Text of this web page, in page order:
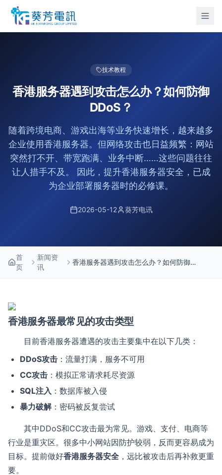
技术教程
香港服务器遇到攻击怎么办？如何防御
DDoS？
随着跨境电商、游戏出海等业务快速增长，越来越多
企业使用香港服务器。但网络攻击也日益频繁：网站
突然打不开、带宽跑满、业务中断……这些问题往往
让人措手不及。 因此，提升香港服务器安全，已成
为企业部署服务器时的必修课。
2026-05-12 葵芳电讯
首
页
新闻资
讯
香港服务器遇到攻击怎么办？如何防御
香港服务器最常见的攻击类型
目前香港服务器遭遇的攻击主要集中在以下几类：
DDoS攻击 ：流量打满，服务不可用
CC攻击 ：模拟正常请求耗尽资源
SQL注入 ：数据库被入侵
暴力破解：密码被反复尝试
其中DDoS和CC攻击最为常见。游戏、支付、电商等
行业是重灾区。很多中小网站因防护较弱，反而更容易成为
目标。提前做好香港服务器安全 ，远比被攻击后再补救更重
要。